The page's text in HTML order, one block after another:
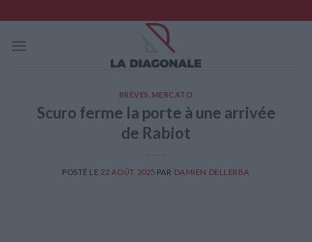
to
content
BRÈVES MERCATO
Scuro ferme la porte à une arrivée
de Rabiot
POSTÉ LE 22 AOÛT 2025 PAR DAMIEN DELLERBA